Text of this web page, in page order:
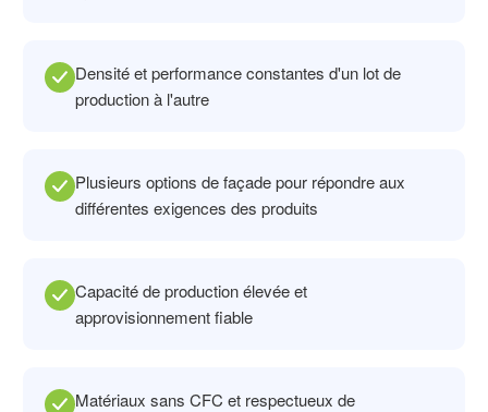
Densité et performance constantes d'un lot de
production à l'autre
Plusieurs options de façade pour répondre aux
différentes exigences des produits
Capacité de production élevée et
approvisionnement fiable
Matériaux sans CFC et respectueux de